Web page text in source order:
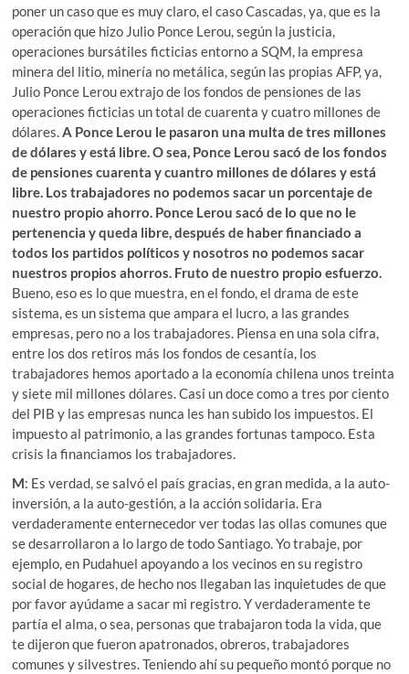
poner un caso que es muy claro, el caso Cascadas, ya, que es la
operación que hizo Julio Ponce Lerou, según la justicia,
operaciones bursátiles ficticias entorno a SQM, la empresa
minera del litio, minería no metálica, según las propias AFP, ya,
Julio Ponce Lerou extrajo de los fondos de pensiones de las
operaciones ficticias un total de cuarenta y cuatro millones de
dólares.A Ponce Lerou le pasaron una multa de tres millones
de dólares y está libre. O sea, Ponce Lerou sacó de los fondos
de pensiones cuarenta y cuantro millones de dólares y está
libre. Los trabajadores no podemos sacar un porcentaje de
nuestro propio ahorro. Ponce Lerou sacó de lo que no le
pertenencia y queda libre, después de haber financiado a
todos los partidos políticos y nosotros no podemos sacar
nuestros propios ahorros. Fruto de nuestro propio esfuerzo.
Bueno, eso es lo que muestra, en el fondo, el drama de este
sistema, es un sistema que ampara el lucro, a las grandes
empresas, pero no a los trabajadores. Piensa en una sola cifra,
entre los dos retiros más los fondos de cesantía, los
trabajadores hemos aportado a la economía chilena unos treinta
y siete mil millones dólares. Casi un doce como a tres por ciento
del PIB y las empresas nunca les han subido los impuestos. El
impuesto al patrimonio, a las grandes fortunas tampoco. Esta
crisis la financiamos los trabajadores.
M: Es verdad, se salvó el país gracias, en gran medida, a la auto-
inversión, a la auto-gestión, a la acción solidaria. Era
verdaderamente enternecedor ver todas las ollas comunes que
se desarrollaron a lo largo de todo Santiago. Yo trabaje, por
ejemplo, en Pudahuel apoyando a los vecinos en su registro
social de hogares, de hecho nos llegaban las inquietudes de que
por favor ayúdame a sacar mi registro. Y verdaderamente te
partía el alma, o sea, personas que trabajaron toda la vida, que
te dijeron que fueron apatronados, obreros, trabajadores
comunes y silvestres. Teniendo ahí su pequeño montó porque no